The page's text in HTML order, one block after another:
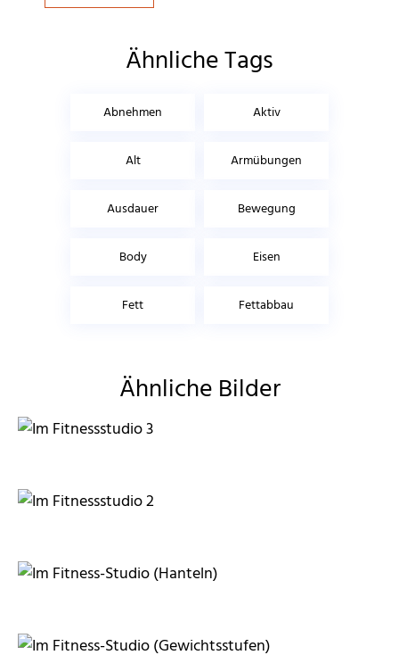
Ähnliche Tags
Abnehmen Aktiv
Alt Armübungen
Ausdauer Bewegung
Body Eisen
Fett Fettabbau
Ähnliche Bilder